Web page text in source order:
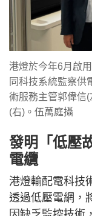
港燈於今年6月啟
同科技系統監察供
術服務主管郭偉信
(右)。伍萬庭攝
發明「低壓
電纜
港燈輸配電科技
透過低壓電網，